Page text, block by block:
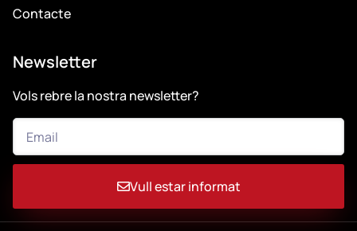
Contacte
Newsletter
Vols rebre la nostra newsletter?
Vull estar informat